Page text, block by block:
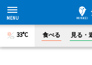
33°C 食べる 見る・